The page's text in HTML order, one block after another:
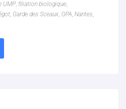
UMP, filiation biologique,
, Garde des Sceaux, GPA, Nantes,